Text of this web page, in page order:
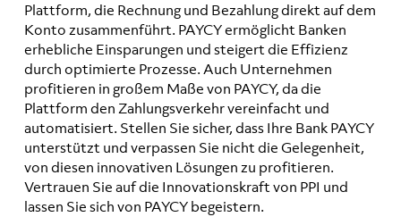
Plattform, die Rechnung und Bezahlung direkt auf dem
Konto zusammenführt. PAYCY ermöglicht Banken
erhebliche Einsparungen und steigert die Effizienz
durch optimierte Prozesse. Auch Unternehmen
profitieren in großem Maße von PAYCY, da die
Plattform den Zahlungsverkehr vereinfacht und
automatisiert. Stellen Sie sicher, dass Ihre Bank PAYCY
unterstützt und verpassen Sie nicht die Gelegenheit,
von diesen innovativen Lösungen zu profitieren.
Vertrauen Sie auf die Innovationskraft von PPI und
lassen Sie sich von PAYCY begeistern.